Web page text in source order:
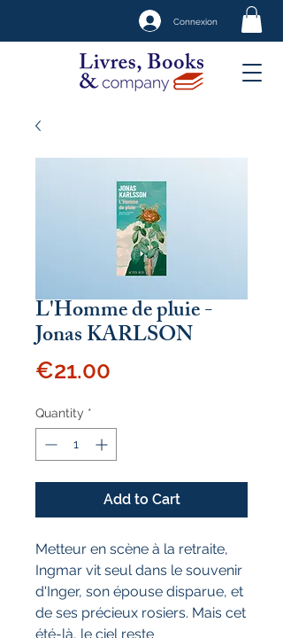
Connexion
L'Homme de pluie -
Jonas KARLSON
€21.00
Quantity *
Add to Cart
Metteur en scène à la retraite,
Ingmar vit seul dans le souvenir
d'Inger, son épouse disparue, et
de ses précieux rosiers. Mais cet
été-là, le ciel reste